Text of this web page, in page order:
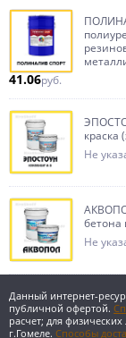
41.06руб.
краска
Не
бетона
Не
Данный интернет-
публичной офертой.
расчет; для
г.Гомеле. Способы